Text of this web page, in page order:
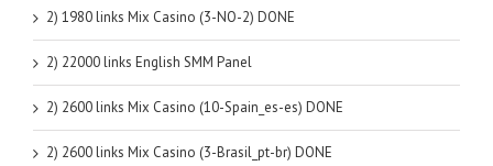
2) 1980 links Mix Casino (3-NO-2) DONE
2) 22000 links English SMM Panel
2) 2600 links Mix Casino (10-Spain_es-es) DONE
2) 2600 links Mix Casino (3-Brasil_pt-br) DONE